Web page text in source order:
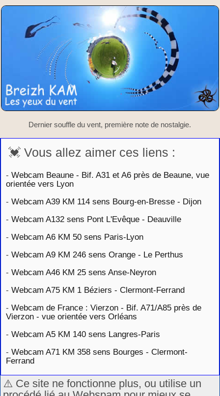
Dernier souffle du vent, première note de nostalgie.
💓 Vous allez aimer ces liens :
- Webcam Beaune - Bif. A31 et A6 près de Beaune, vue
orientée vers Lyon
- Webcam A39 KM 114 sens Bourg-en-Bresse - Dijon
- Webcam A132 sens Pont L'Evêque - Deauville
- Webcam A6 KM 50 sens Paris-Lyon
- Webcam A9 KM 246 sens Orange - Le Perthus
- Webcam A46 KM 25 sens Anse-Neyron
- Webcam A75 KM 1 Béziers - Clermont-Ferrand
- Webcam de France : Vierzon - Bif. A71/A85 près de
Vierzon - vue orientée vers Orléans
- Webcam A5 KM 140 sens Langres-Paris
- Webcam A71 KM 358 sens Bourges - Clermont-
Ferrand
⚠️ Ce site ne fonctionne plus, ou utilise un